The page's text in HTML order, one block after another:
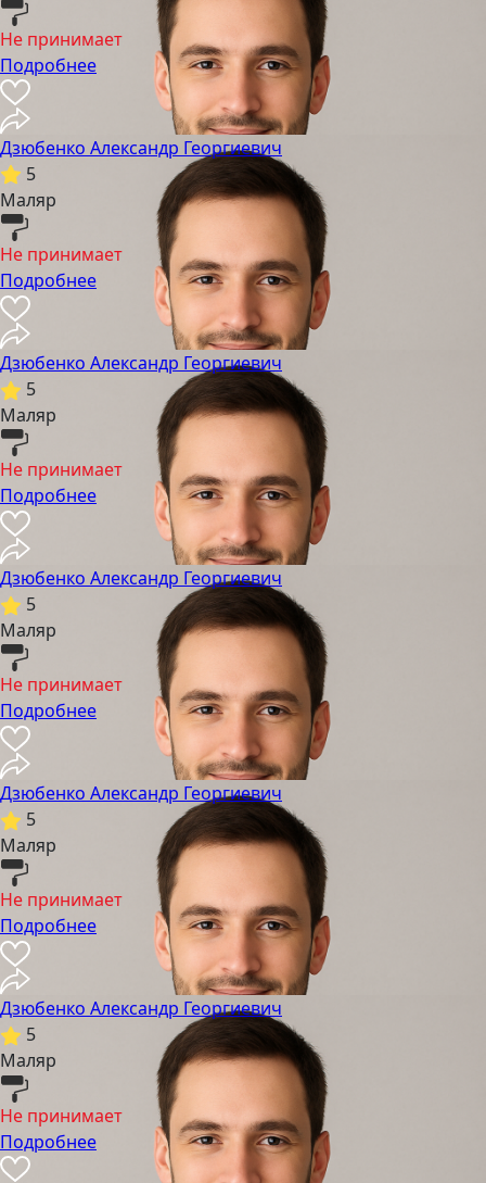
Не принимает
Подробнее
Дзюбенко Александр Георгиевич
5
Маляр
Не принимает
Подробнее
Дзюбенко Александр Георгиевич
5
Маляр
Не принимает
Подробнее
Дзюбенко Александр Георгиевич
5
Маляр
Не принимает
Подробнее
Дзюбенко Александр Георгиевич
5
Маляр
Не принимает
Подробнее
Дзюбенко Александр Георгиевич
5
Маляр
Не принимает
Подробнее